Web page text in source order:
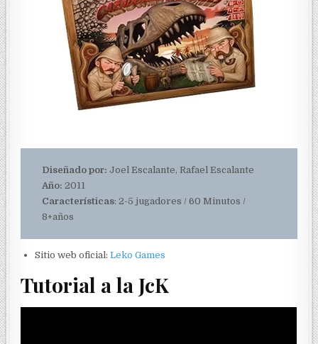
Diseñado por:Joel Escalante, Rafael Escalante
Año:2011
Características: 2-5 jugadores / 60 Minutos /
8+años
Sitio web oficial:Leko Games
Tutorial a la JcK